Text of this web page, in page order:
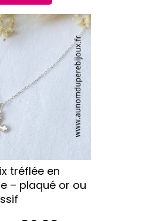
prix :
34,00 €
à
81,00 €
tréflée en
– plaqué or ou